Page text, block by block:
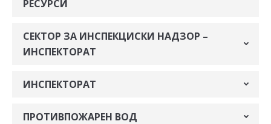
РЕСУРСИ
СЕКТОР ЗА ИНСПЕКЦИСКИ НАДЗОР –
ИНСПЕКТОРАТ
ИНСПЕКТОРАТ
ПРОТИВПОЖАРЕН ВОД